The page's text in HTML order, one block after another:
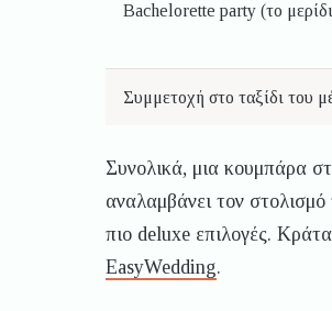
Bachelorette party (το
Συμμετοχή στο ταξίδι του
Συνολικά, μια κουμπάρα
αναλαμβάνει τον στολισμό
πιο deluxe επιλογές.
EasyWedding.